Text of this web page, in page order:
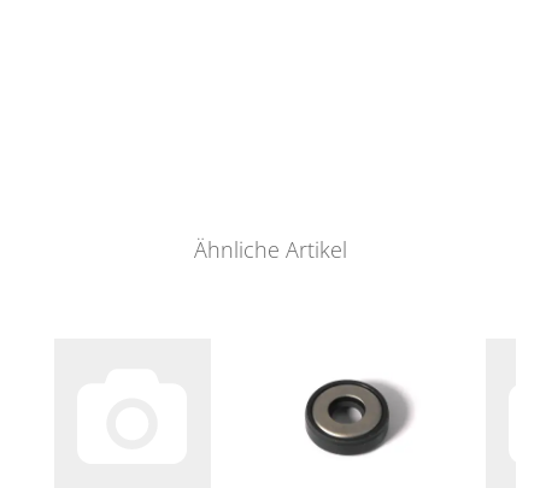
Ähnliche Artikel